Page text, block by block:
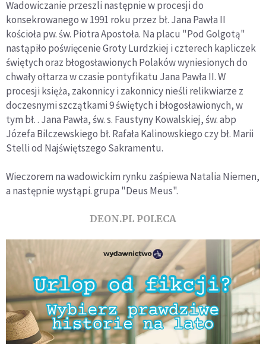
Wadowiczanie przeszli następnie w procesji do
konsekrowanego w 1991 roku przez bł. Jana Pawła II
kościoła pw. św. Piotra Apostoła. Na placu "Pod Golgotą"
nastąpiło poświęcenie Groty Lurdzkiej i czterech kapliczek
świętych oraz błogosławionych Polaków wyniesionych do
chwały ołtarza w czasie pontyfikatu Jana Pawła II. W
procesji księża, zakonnicy i zakonnicy nieśli relikwiarze z
doczesnymi szczątkami 9 świętych i błogosławionych, w
tym bł. . Jana Pawła, św. s. Faustyny Kowalskiej, św. abp
Józefa Bilczewskiego bł. Rafała Kalinowskiego czy bł. Marii
Stelli od Najświętszego Sakramentu.
Wieczorem na wadowickim rynku zaśpiewa Natalia Niemen,
a następnie wystąpi. grupa "Deus Meus".
DEON.PL POLECA